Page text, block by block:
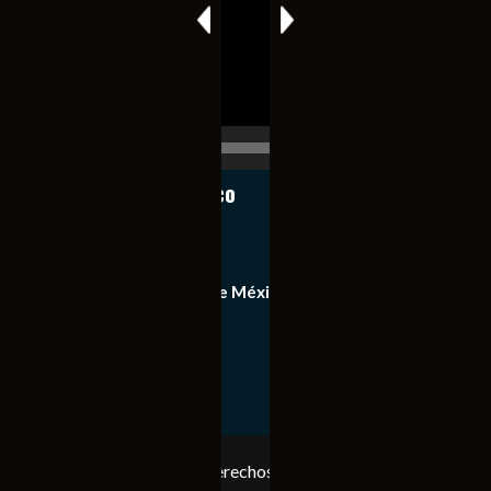
Notiexpress de México
Equipo de Notiexpress de México
Copyright © Todos los derechos reservados. Notiexpress